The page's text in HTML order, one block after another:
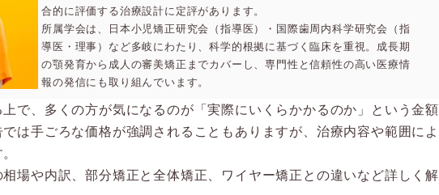
合的に評価する治療設計に定評があります。
所属学会は、日本小児矯正研究会（指導医）・国際歯周内科学研究会（指
導医・理事）など多岐にわたり、科学的根拠に基づく臨床を重視。成長期
の顎発育から成人の審美矯正までカバーし、専門性と信頼性の高い医療情
報の発信にも取り組んでいます。
で、多くの方が気になるのが「実際にいくらかかるのか」という金額
は手ごろな価格が強調されることもありますが、治療内容や範囲によ
場や内訳、部分矯正と全体矯正、ワイヤー矯正との違いなど詳しく解